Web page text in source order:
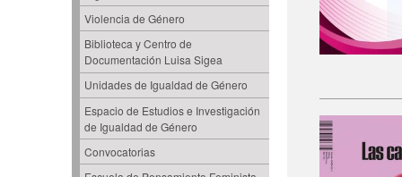
Violencia de Género
Biblioteca y Centro de
Documentación Luisa Sigea
Unidades de Igualdad de Género
Espacio de Estudios e Investigación
de Igualdad de Género
Convocatorias